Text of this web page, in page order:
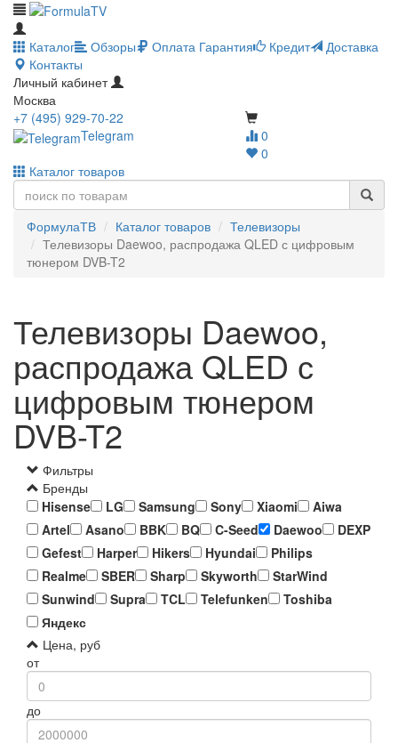
Каталог Обзоры Оплата Гарантия Кредит
Доставка
Контакты
Личный кабинет
Москва
0
0
+7 (495) 929-70-22
Telegram
Каталог товаров
ФормулаТВ Каталог товаров
Телевизоры
Телевизоры Daewoo, распродажа QLED с цифровым
тюнером DVB-T2
Телевизоры Daewoo,
распродажа QLED с
цифровым тюнером
DVB-T2
Фильтры
Бренды
Hisense
LG Samsung Sony Xiaomi
Aiwa
Artel
Asano BBK BQ C-Seed Daewoo
DEXP
Gefest
Harper Hikers Hyundai
Philips
Realme
SBER Sharp Skyworth
StarWind
Sunwind
Supra TCL Telefunken
Toshiba
Яндекс
Цена, руб
от
до